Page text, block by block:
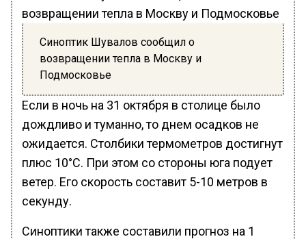
Синоптик Шувалов сообщил о
возвращении тепла в Москву и
Подмосковье
Если в ночь на 31 октября в столице было
дождливо и туманно, то днем осадков не
ожидается. Столбики термометров достигнут
плюс 10°С. При этом со стороны юга подует
ветер. Его скорость составит 5-10 метров в
секунду.
Синоптики также составили прогноз на 1